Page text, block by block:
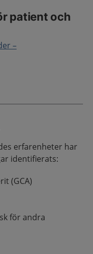
patient och
–
erfarenheter har
identifierats:
(GCA)
för andra